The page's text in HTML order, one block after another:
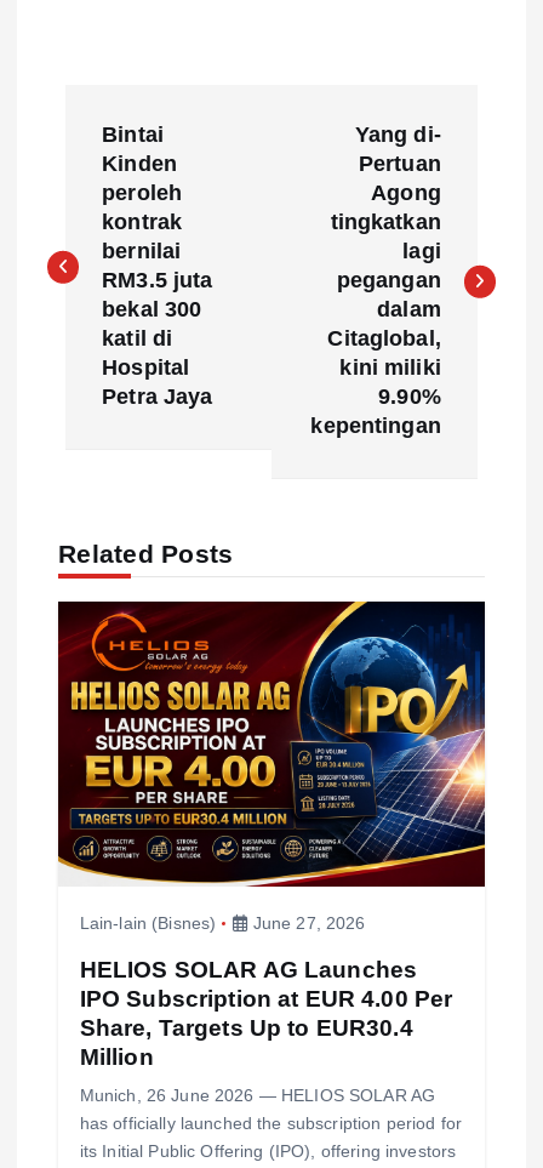
t
g
a
o
n
Bintai
Kinden
peroleh
kontrak
bernilai
RM3.5 juta
bekal 300
katil di
Hospital
Petra Jaya
Yang di-
Pertuan
Agong
tingkatkan
lagi
pegangan
dalam
Citaglobal,
kini miliki
9.90%
kepentingan
Related Posts
Lain-lain (Bisnes) June 27, 2026
HELIOS SOLAR AG Launches
IPO Subscription at EUR 4.00 Per
Share, Targets Up to EUR30.4
Million
Munich, 26 June 2026 — HELIOS SOLAR AG
has officially launched the subscription period for
its Initial Public Offering (IPO), offering investors